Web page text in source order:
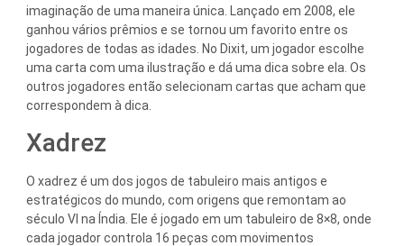
imaginação de uma maneira única. Lançado em 2008, ele
ganhou vários prêmios e se tornou um favorito entre os
jogadores de todas as idades. No Dixit, um jogador escolhe
uma carta com uma ilustração e dá uma dica sobre ela. Os
outros jogadores então selecionam cartas que acham que
correspondem à dica.
Xadrez
O xadrez é um dos jogos de tabuleiro mais antigos e
estratégicos do mundo, com origens que remontam ao
século VI na Índia. Ele é jogado em um tabuleiro de 8×8, onde
cada jogador controla 16 peças com movimentos